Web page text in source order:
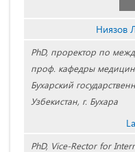
Ниязов
PhD, проректор по
проф. кафедры
Бухарский
Узбекистан, г. Бухара
PhD, Vice-Rector for